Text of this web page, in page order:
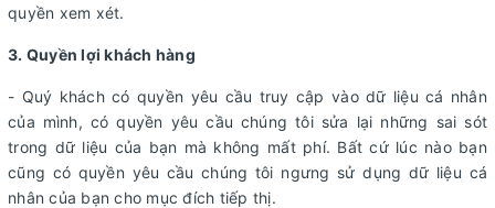
quyền xem xét.
3. Quyền lợi khách hàng
- Quý khách có quyền yêu cầu truy cập vào dữ liệu cá nhân
của mình, có quyền yêu cầu chúng tôi sửa lại những sai sót
trong dữ liệu của bạn mà không mất phí. Bất cứ lúc nào bạn
cũng có quyền yêu cầu chúng tôi ngưng sử dụng dữ liệu cá
nhân của bạn cho mục đích tiếp thị.